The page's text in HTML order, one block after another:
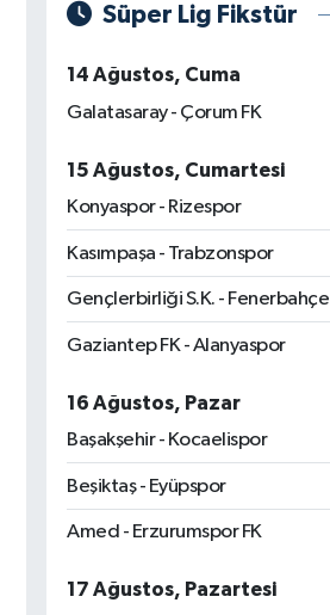
Süper Lig Fikstür
14 Ağustos, Cuma
Galatasaray - Çorum FK
15 Ağustos, Cumartesi
Konyaspor - Rizespor
Kasımpaşa - Trabzonspor
Gençlerbirliği S.K. - Fenerbahçe
Gaziantep FK - Alanyaspor
16 Ağustos, Pazar
Başakşehir - Kocaelispor
Beşiktaş - Eyüpspor
Amed - Erzurumspor FK
17 Ağustos, Pazartesi